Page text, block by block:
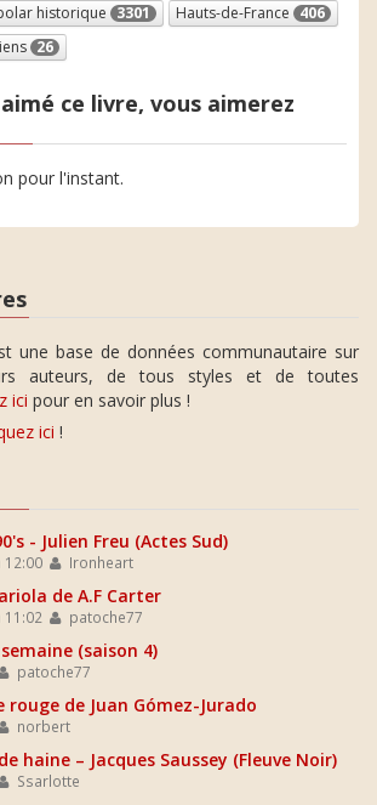
historique 3301 Hauts-de-France 406
26
ce livre, vous aimerez
pour l'instant.
une base de données communautaire sur
auteurs, de tous styles et de toutes
ici pour en savoir plus !
ici !
- Julien Freu (Actes Sud)
12:00 Ironheart
de A.F Carter
patoche77
(saison 4)
patoche77
rouge de Juan Gómez-Jurado
norbert
haine – Jacques Saussey (Fleuve Noir)
Ssarlotte